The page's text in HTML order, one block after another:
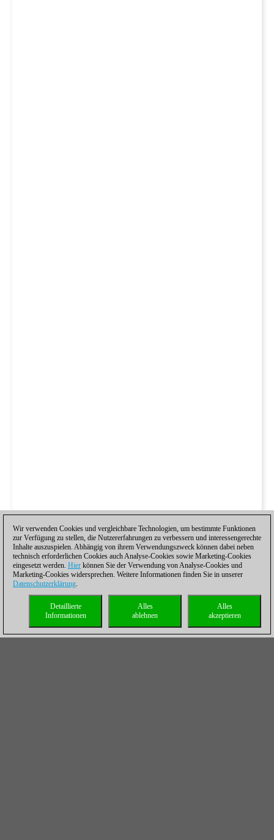
Wir verwenden Cookies und vergleichbare Technologien, um bestimmte Funktionen
zur Verfügung zu stellen, die Nutzererfahrungen zu verbessern und interessengerechte
Inhalte auszuspielen. Abhängig von ihrem Verwendungszweck können dabei neben
technisch erforderlichen Cookies auch Analyse-Cookies sowie Marketing-Cookies
eingesetzt werden. Hier können Sie der Verwendung von Analyse-Cookies und
Marketing-Cookies widersprechen. Weitere Informationen finden Sie in unserer
Datenschutzerklärung.
Alles
akzeptieren
Alles
ablehnen
Detaillierte
Informationen